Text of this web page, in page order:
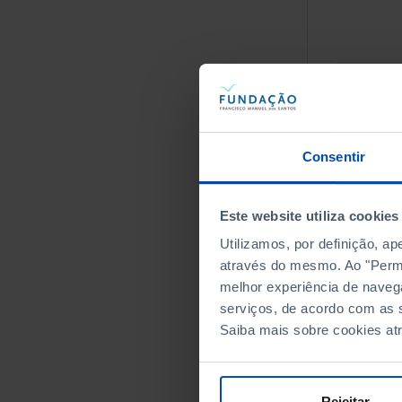
Consentir
Este website utiliza cookies
Utilizamos, por definição,
através do mesmo. Ao
melhor experiência de
serviços, de acordo com as
Saiba mais sobre cookies